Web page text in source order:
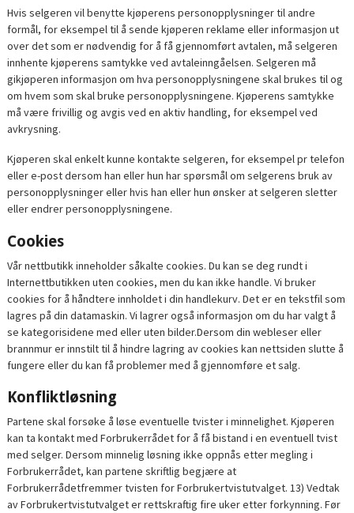
Hvis selgeren vil benytte kjøperens personopplysninger til andre
formål, for eksempel til å sende kjøperen reklame eller informasjon ut
over det som er nødvendig for å få gjennomført avtalen, må selgeren
innhente kjøperens samtykke ved avtaleinngåelsen. Selgeren må
gikjøperen informasjon om hva personopplysningene skal brukes til og
om hvem som skal bruke personopplysningene. Kjøperens samtykke
må være frivillig og avgis ved en aktiv handling, for eksempel ved
avkrysning.
Kjøperen skal enkelt kunne kontakte selgeren, for eksempel pr telefon
eller e-post dersom han eller hun har spørsmål om selgerens bruk av
personopplysninger eller hvis han eller hun ønsker at selgeren sletter
eller endrer personopplysningene.
Cookies
Vår nettbutikk inneholder såkalte cookies. Du kan se deg rundt i
Internettbutikken uten cookies, men du kan ikke handle. Vi bruker
cookies for å håndtere innholdet i din handlekurv. Det er en tekstfil som
lagres på din datamaskin. Vi lagrer også informasjon om du har valgt å
se kategorisidene med eller uten bilder.Dersom din webleser eller
brannmur er innstilt til å hindre lagring av cookies kan nettsiden slutte å
fungere eller du kan få problemer med å gjennomføre et salg.
Konfliktløsning
Partene skal forsøke å løse eventuelle tvister i minnelighet. Kjøperen
kan ta kontakt med Forbrukerrådet for å få bistand i en eventuell tvist
med selger. Dersom minnelig løsning ikke oppnås etter megling i
Forbrukerrådet, kan partene skriftlig begjære at
Forbrukerrådetfremmer tvisten for Forbrukertvistutvalget. 13) Vedtak
av Forbrukertvistutvalget er rettskraftig fire uker etter forkynning. Før